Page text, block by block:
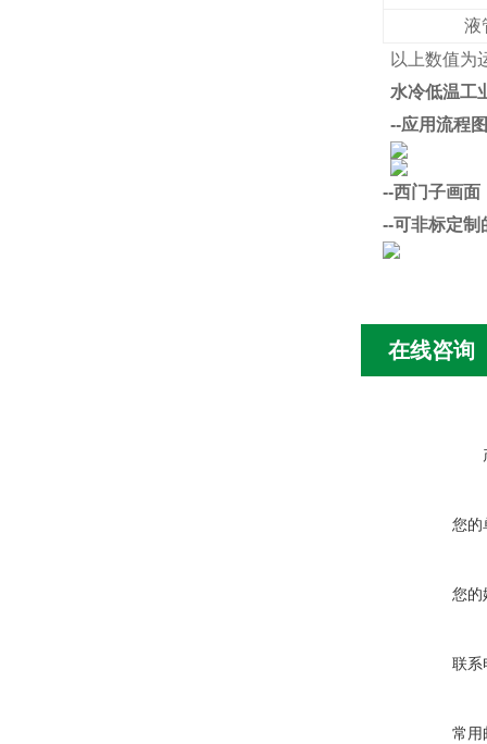
液
以上数值为
水冷低温工
--应用流程图
--西门子画面
--可非标定制
在线咨询
您的
您的
联系
常用